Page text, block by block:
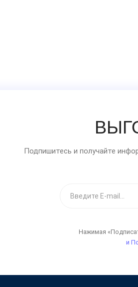
Подпишитесь и получайте
Нажимая
и